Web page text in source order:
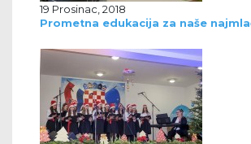
19 Prosinac, 2018
Prometna edukacija za naše